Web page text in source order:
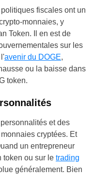
fiscales ont un
monnaies, y
Token. Il en est de
sur les
avenir du DOGE,
ou la baisse dans
token.
et des
cryptées. Et
un entrepreneur
token ou sur le trading
généralement. Bien